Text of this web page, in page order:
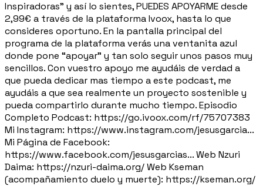
Inspiradoras” y así lo sientes, PUEDES APOYARME desde
2,99€ a través de la plataforma Ivoox, hasta lo que
consideres oportuno. En la pantalla principal del
programa de la plataforma verás una ventanita azul
donde pone “apoyar” y tan solo seguir unos pasos muy
sencillos. Con vuestro apoyo me ayudáis de verdad a
que pueda dedicar mas tiempo a este podcast, me
ayudáis a que sea realmente un proyecto sostenible y
pueda compartirlo durante mucho tiempo. Episodio
Completo Podcast: https://go.ivoox.com/rf/75707383
Mi Instagram: https://www.instagram.com/jesusgarcia...
Mi Página de Facebook:
https://www.facebook.com/jesusgarcias... Web Nzuri
Daima: https://nzuri-daima.org/ Web Kseman
(acompañamiento duelo y muerte): https://kseman.org/